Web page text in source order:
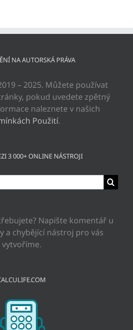
NA AUTORSKÁ PRÁVA
– 2025. Můžete používat
pokud uvedete zpětný
naleznete v našich
Použití.
3 000+ ONLINE NÁSTROJI
Napište komentář u
a chybějící nástroj pro vás
vytvoříme.